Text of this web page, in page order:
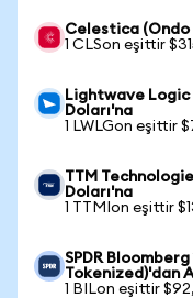
Celestica (Ondo
1 CLSon eşittir
Lightwave
Doları'na
1 LWLGon eşittir
TTM
Doları'na
1 TTMIon eşittir
SPDR
Tokenized)'dan
1 BILon eşittir